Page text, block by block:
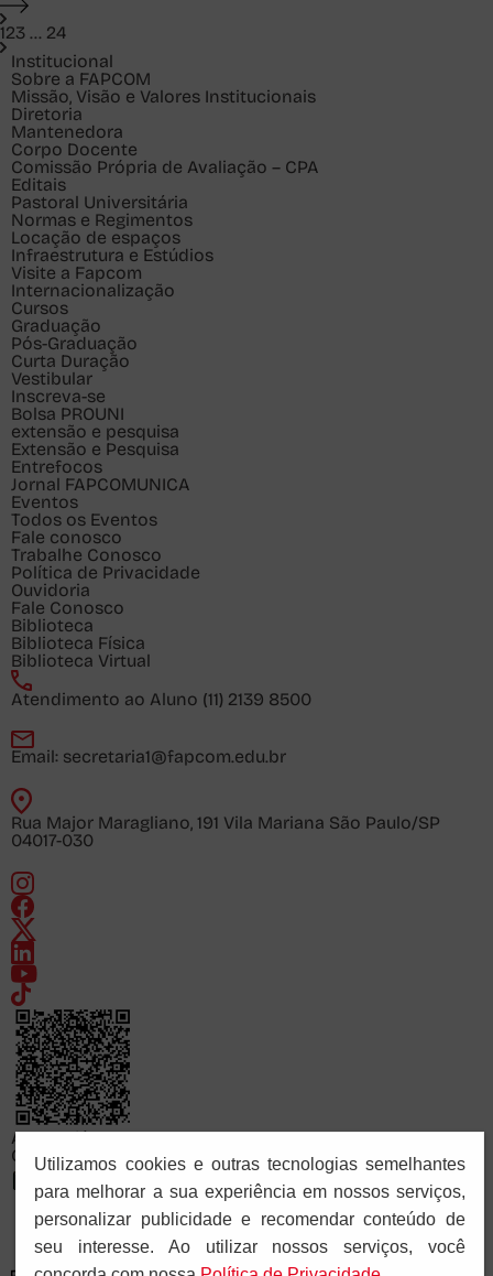
123 ... 24
Institucional
Sobre a FAPCOM
Missão, Visão e Valores Institucionais
Diretoria
Mantenedora
Corpo Docente
Comissão Própria de Avaliação – CPA
Editais
Pastoral Universitária
Normas e Regimentos
Locação de espaços
Infraestrutura e Estúdios
Visite a Fapcom
Internacionalização
Cursos
Graduação
Pós-Graduação
Curta Duração
Vestibular
Inscreva-se
Bolsa PROUNI
extensão e pesquisa
Extensão e Pesquisa
Entrefocos
Jornal FAPCOMUNICA
Eventos
Todos os Eventos
Fale conosco
Trabalhe Conosco
Política de Privacidade
Ouvidoria
Fale Conosco
Biblioteca
Biblioteca Física
Biblioteca Virtual
Atendimento ao Aluno (11) 2139 8500
Email: secretaria1@fapcom.edu.br
Rua Major Maragliano, 191 Vila Mariana São Paulo/SP
04017-030
Acesse já
Consulte o cadastro da FAPCOM no sistema e-MEC
Utilizamos cookies e outras tecnologias semelhantes
para melhorar a sua experiência em nossos serviços,
personalizar publicidade e recomendar conteúdo de
seu interesse. Ao utilizar nossos serviços, você